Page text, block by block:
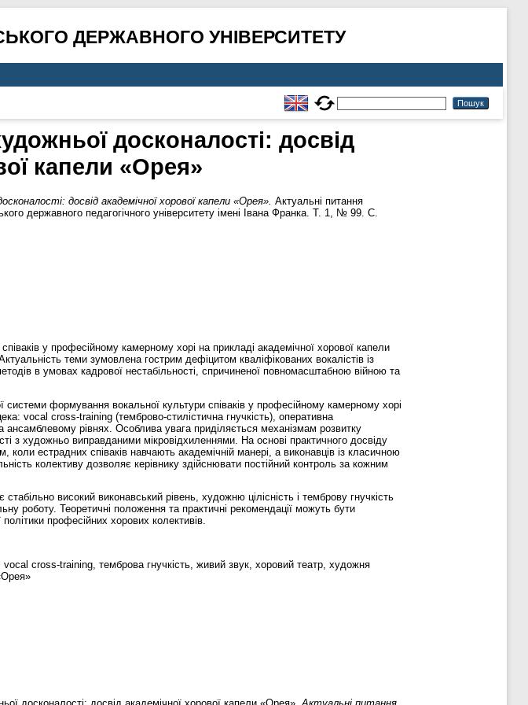
ДЕРЖАВНОГО УНІВЕРСИТЕТУ
досконалості: досвід
капели «Орея»
досвід академічної хорової капели «Орея». Актуальні питання
державного педагогічного університету імені Івана Франка. Т. 1, № 99. С.
у професійному камерному хорі на прикладі академічної хорової капели
теми зумовлена гострим дефіцитом кваліфікованих вокалістів із
в умовах кадрової нестабільності, спричиненої повномасштабною війною та
формування вокальної культури співаків у професійному камерному хорі
vocal cross-training (темброво-стилістична гнучкість), оперативна
ансамблевому рівнях. Особлива увага приділяється механізмам розвитку
з художньо виправданими мікровідхиленнями. На основі практичного досвіду
естрадних співаків навчають академічній манері, а виконавців із класичною
колективу дозволяє керівнику здійснювати постійний контроль за кожним
високий виконавський рівень, художню цілісність і темброву гнучкість
роботу. Теоретичні положення та практичні рекомендації можуть бути
професійних хорових колективів.
cross-training, темброва гнучкість, живий звук, хоровий театр, художня